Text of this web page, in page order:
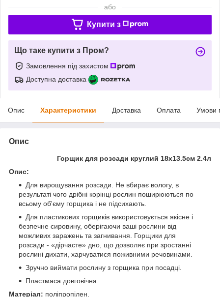
або
Купити з
Що таке купити з Пром?
Замовлення під захистом
Доступна доставка
Опис Характеристики Доставка Оплата Умови
Опис
Горщик для розсади круглий 18х13.5см 2.4л
Опис:
Для вирощування розсади. Не вбирає вологу, в
результаті чого дрібні корінці рослин поширюються по
всьому об'єму горщика і не підсихають.
Для пластикових горщиків використовується якісне і
безпечне сировину, оберігаючи ваші рослини від
можливих заражень та загнивання. Горщики для
розсади - «дірчасте» дно, що дозволяє при зростанні
рослині дихати, харчуватися поживними речовинами.
Зручно виймати рослину з горщика при посадці.
Пластмаса довговічна.
Матеріал: поліпропілен.